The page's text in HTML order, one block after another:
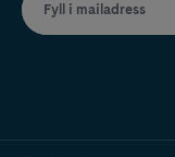
Fyll i mailadress